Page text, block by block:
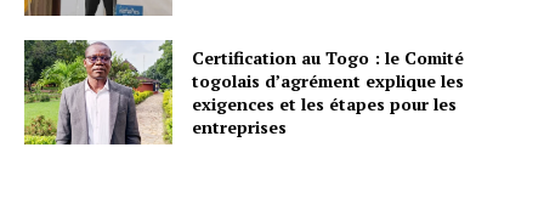
Certification au Togo : le Comité
togolais d’agrément explique les
exigences et les étapes pour les
entreprises